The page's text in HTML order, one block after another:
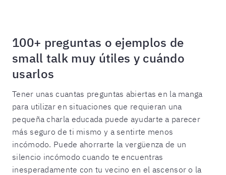
100+ preguntas o ejemplos de
small talk muy útiles y cuándo
usarlos
Tener unas cuantas preguntas abiertas en la manga
para utilizar en situaciones que requieran una
pequeña charla educada puede ayudarte a parecer
más seguro de ti mismo y a sentirte menos
incómodo. Puede ahorrarte la vergüenza de un
silencio incómodo cuando te encuentras
inesperadamente con tu vecino en el ascensor o la